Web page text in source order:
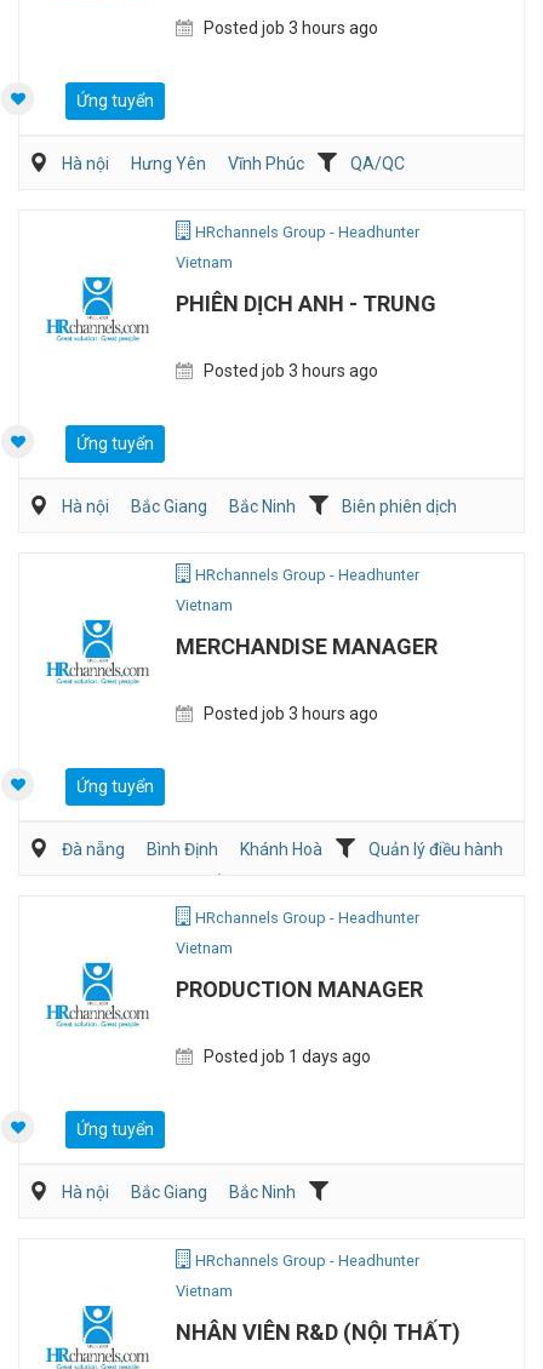
Posted job 3 hours ago
Ứng tuyển
Hà nội Hưng Yên Vĩnh Phúc
QA/QC
HRchannels Group - Headhunter
Vietnam
PHIÊN DỊCH ANH - TRUNG
Posted job 3 hours ago
Ứng tuyển
Hà nội Bắc Giang Bắc Ninh
Biên phiên dịch
HRchannels Group - Headhunter
Vietnam
MERCHANDISE MANAGER
Posted job 3 hours ago
Ứng tuyển
Đà nẵng Bình Định Khánh Hoà
Quản lý điều hành
HRchannels Group - Headhunter
Vietnam
PRODUCTION MANAGER
Posted job 1 days ago
Ứng tuyển
Hà nội Bắc Giang
Bắc Ninh
Kỹ sư Công Nghiệp (IE)/Cải tiến sản xuất
HRchannels Group - Headhunter
Vietnam
NHÂN VIÊN R&D (NỘI THẤT)